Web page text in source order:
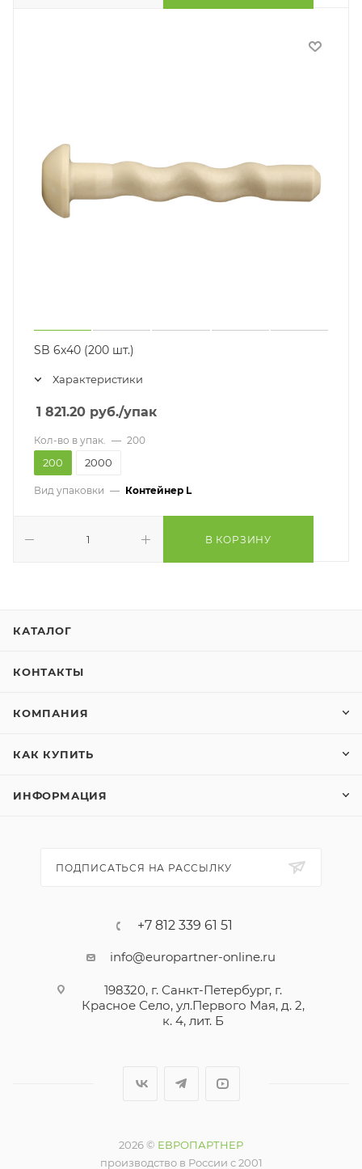
SB 6x40 (200 шт.)
Характеристики
1 821.20 руб./упак
Кол-во в упак. — 200
200 2000
Вид упаковки — Контейнер L
В КОРЗИНУ
КАТАЛОГ
КОНТАКТЫ
КОМПАНИЯ
КАК КУПИТЬ
ИНФОРМАЦИЯ
ПОДПИСАТЬСЯ НА РАССЫЛКУ
+7 812 339 61 51
info@europartner-online.ru
198320, г. Санкт-Петербург, г.
Красное Село, ул.Первого Мая, д. 2,
к. 4, лит. Б
2026 © ЕВРОПАРТНЕР
производство в России с 2001